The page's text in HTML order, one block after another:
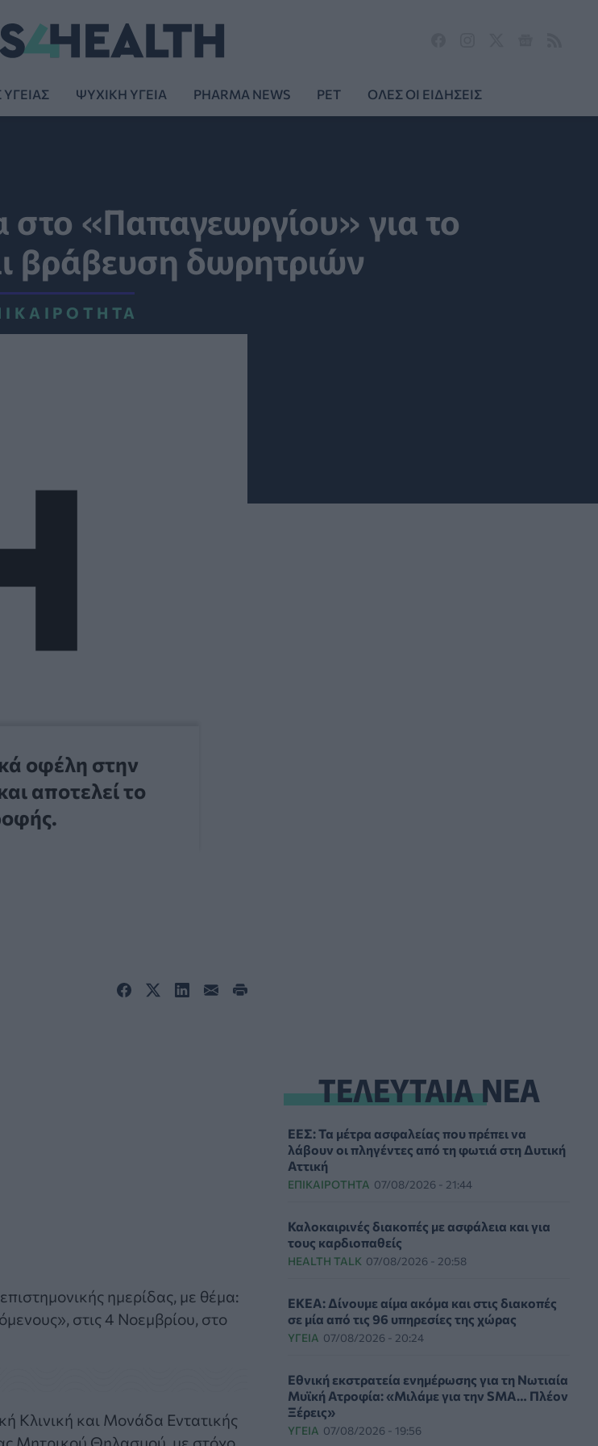
ΨΥΧΙΚΗ ΥΓΕΙΑ PHARMA NEWS PET ΟΛΕΣ ΟΙ ΕΙΔΗΣΕΙΣ
στο «Παπαγεωργίου» για το
βράβευση δωρητριών
οφέλη στην
αποτελεί το
ημερίδας, με θέμα:
στις 4 Νοεμβρίου, στο
Κλινική και Μονάδα Εντατικής
Μητρικού Θηλασμού, με στόχο
ΤΕΛΕΥΤΑΙΑ ΝΕΑ
ΕΕΣ: Τα μέτρα ασφαλείας που πρέπει να
λάβουν οι πληγέντες από τη φωτιά στη Δυτική
Αττική
ΕΠΙΚΑΙΡΌΤΗΤΑ 07/08/2026 - 21:44
Καλοκαιρινές διακοπές με ασφάλεια και για
τους καρδιοπαθείς
HEALTH TALK 07/08/2026 - 20:58
ΕΚΕΑ: Δίνουμε αίμα ακόμα και στις διακοπές
σε μία από τις 96 υπηρεσίες της χώρας
ΥΓΕΊΑ 07/08/2026 - 20:24
Εθνική εκστρατεία ενημέρωσης για τη Νωτιαία
Μυϊκή Ατροφία: «Μιλάμε για την SMA… Πλέον
Ξέρεις»
ΥΓΕΊΑ 07/08/2026 - 19:56